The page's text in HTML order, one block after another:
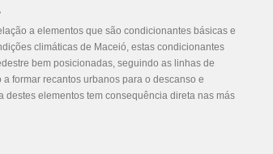
a elementos que são condicionantes básicas e
climáticas de Maceió, estas condicionantes
bem posicionadas, seguindo as linhas de
formar recantos urbanos para o descanso e
destes elementos tem consequência direta nas más